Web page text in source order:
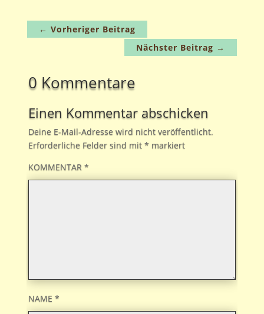
← Vorheriger Beitrag
Nächster Beitrag →
0 Kommentare
Einen Kommentar abschicken
Deine E-Mail-Adresse wird nicht veröffentlicht.
Erforderliche Felder sind mit * markiert
KOMMENTAR *
NAME *